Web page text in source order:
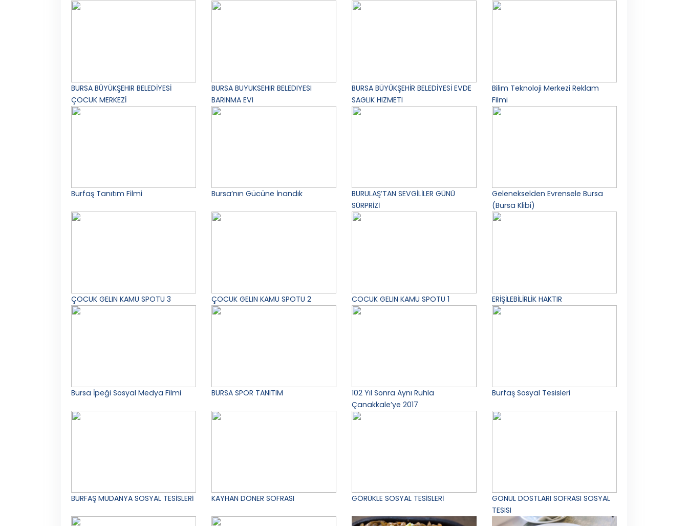
BURSA BÜYÜKŞEHIR BELEDİYESİ
ÇOCUK MERKEZİ
BURSA BUYUKSEHIR BELEDIYESI
BARINMA EVI
BURSA BÜYÜKŞEHİR BELEDİYESİ EVDE
SAGLIK HIZMETI
Bilim Teknoloji Merkezi Reklam
Filmi
Burfaş Tanıtım Filmi Bursa’nın Gücüne İnandık
BURULAŞ’TAN SEVGİLİLER GÜNÜ
SÜRPRİZİ
Gelenekselden Evrensele Bursa
(Bursa Klibi)
ÇOCUK GELIN KAMU SPOTU 3 ÇOCUK GELIN KAMU SPOTU 2 COCUK GELIN KAMU SPOTU 1 ERİŞİLEBİLİRLİK HAKTIR
Bursa İpeği Sosyal Medya Filmi BURSA SPOR TANITIM
102 Yıl Sonra Aynı Ruhla
Çanakkale’ye 2017
Burfaş Sosyal Tesisleri
BURFAŞ MUDANYA SOSYAL TESİSLERİ KAYHAN DÖNER SOFRASI GÖRÜKLE SOSYAL TESİSLERİ
GONUL DOSTLARI SOFRASI SOSYAL
TESISI